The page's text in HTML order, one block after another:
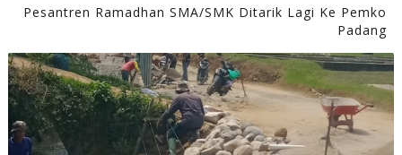
Pesantren Ramadhan SMA/SMK Ditarik Lagi Ke Pemko
Padang